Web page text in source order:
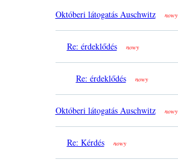
Októberi látogatás Auschwitz nowy
Re: érdeklődés nowy
Re: érdeklődés nowy
Októberi látogatás Auschwitz nowy
Re: Kérdés nowy